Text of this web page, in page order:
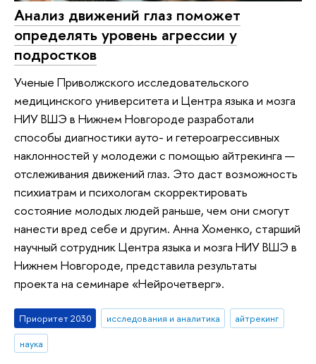
Анализ движений глаз поможет
определять уровень агрессии у
подростков
Ученые Приволжского исследовательского
медицинского университета и Центра языка и мозга
НИУ ВШЭ в Нижнем Новгороде разработали
способы диагностики ауто- и гетероагрессивных
наклонностей у молодежи с помощью айтрекинга —
отслеживания движений глаз. Это даст возможность
психиатрам и психологам скорректировать
состояние молодых людей раньше, чем они смогут
нанести вред себе и другим. Анна Хоменко, старший
научный сотрудник Центра языка и мозга НИУ ВШЭ в
Нижнем Новгороде, представила результаты
проекта на семинаре «Нейрочетверг».
Приоритет 2030 исследования и аналитика
айтрекинг
наука